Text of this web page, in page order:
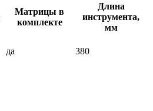
Матрицы в
комплекте
Длина
инструмента,
мм
да 380